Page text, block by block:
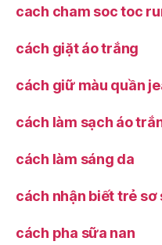
cach cham soc toc
cách giặt áo trắng
cách giữ màu quần
cách làm sạch áo
cách làm sáng da
cách nhận biết trẻ sơ
cách pha sữa nan